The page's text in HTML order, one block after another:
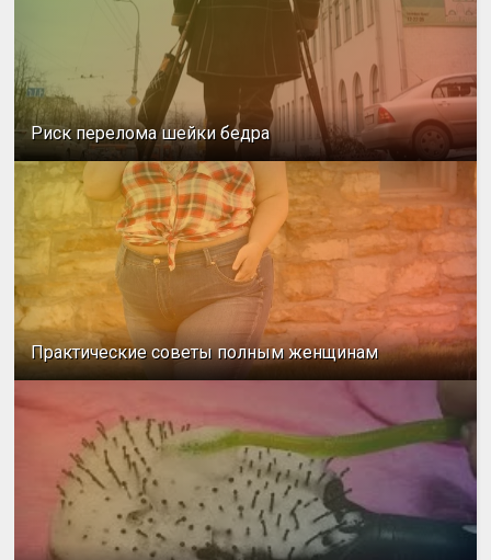
Риск перелома шейки бедра
Практические советы полным женщинам